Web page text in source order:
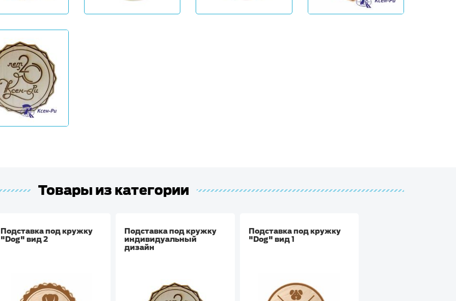
Товары из категории
Подставка под кружку
"Dog" вид 2
Подставка под кружку
индивидуальный
дизайн
Подставка под кружку
"Dog" вид 1